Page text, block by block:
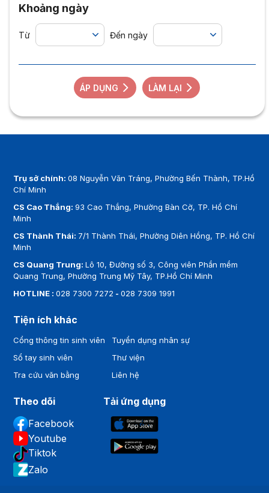
Khoảng ngày
Từ Đến ngày
ÁP DỤNG LÀM LẠI
Trụ sở chính:
Chí Minh
CS Cao Thắng:
Minh
CS Thành Thái:7/1 Thành Thái, Phường Diên Hồng, TP. Hồ Chí
Minh
Quang Trung, Phường Trung Mỹ Tây, TP.Hồ Chí Minh
HOTLINE :028 7300 7272-028 7309 1991
Tiện ích khác
Sổ tay sinh viên
Tra cứu văn bằng
Thư viện
Liên hệ
Theo dõi
Facebook
Tải ứng dụng